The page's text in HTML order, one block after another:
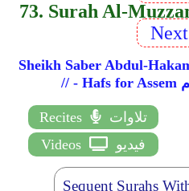
Next
Recites تلاوات
Videos
فيديو